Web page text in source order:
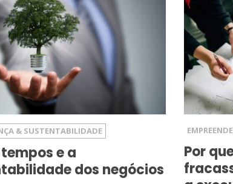
& SUSTENTABILIDADE
e a
dos negócios
Por